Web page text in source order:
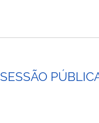
SESSÃO